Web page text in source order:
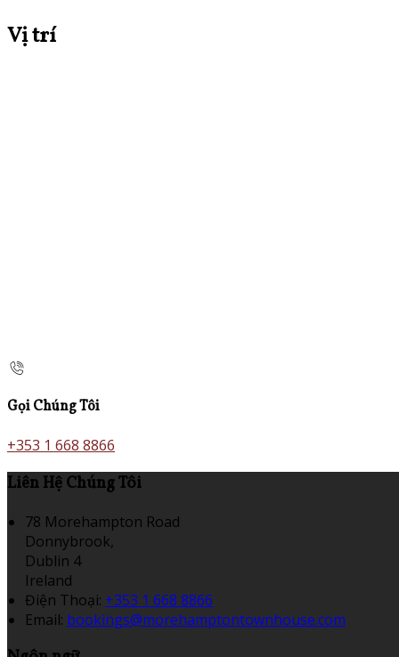
Vị trí
Gọi Chúng Tôi
+353 1 668 8866
Liên Hệ Chúng Tôi
78 Morehampton Road
Donnybrook,
Dublin 4
Ireland
Điện Thoại: +353 1 668 8866
Email: bookings@morehamptontownhouse.com